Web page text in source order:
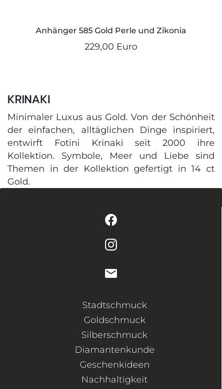
Anhänger 585 Gold Perle und Zikonia
229,00 Euro
KRINAKI
Minimaler Luxus aus Gold. Von der Schönheit
der einfachen, alltäglichen Dinge inspiriert,
entwirft Fotini Krinaki seit 2000 ihre
Kollektion. Symbole, Meer und Liebe sind
Themen in der Kollektion gefertigt in 14 ct
Gold.
Stadtschmuck
Goldschmuck
Silberschmuck
Diamantenkunde
Geschenkideen
Nachhaltigkeit